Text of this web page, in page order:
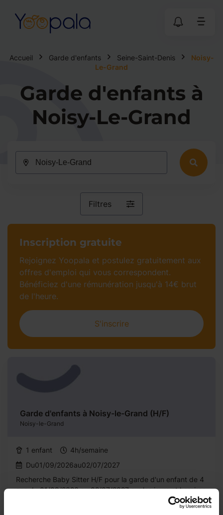
Accueil Garde d'enfants Seine-Saint-Denis
Noisy-
Le-Grand
Garde d'enfants à
Noisy-Le-Grand
Filtres
Garde d'enfants à Noisy-le-Grand (H/F)
Noisy-le-Grand
1 enfant
4h/semaine
Du01/09/2026au02/07/2027
Recherche Baby Sitter H/F pour la garde d'un enfant de 4
ans du 01/09/2026 au 02/07/2027 sur les jours et horaires
suivants : Lundi, Mardi, Jeudi, Vendredi de 07h30 à
Inscription gratuite​
Rejoignez Yoopala et postulez gratuitement aux
offres d'emploi qui vous correspondent.
Bénéficiez d'une rémunération jusqu'à 14€ brut
de l'heure.​
S'inscrire